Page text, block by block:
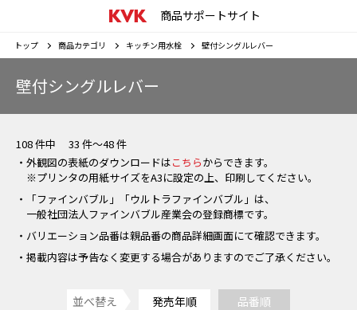
商品サポートサイト
トップ 商品カテゴリ キッチン用水栓 壁付シングルレバー
壁付シングルレバー
108 件中 33 件～48 件
・外観図の表紙のダウンロードはこちらからできます。
※プリンタの用紙サイズをA3に設定の上、印刷してください。
・「ファインバブル」「ウルトラファインバブル」は、
一般社団法人ファインバブル産業会の登録商標です。
・バリエーション品番は親品番の商品詳細画面にて確認できます。
・掲載内容は予告なく変更する場合がありますのでご了承ください。
並べ替え 発売年順 品番順